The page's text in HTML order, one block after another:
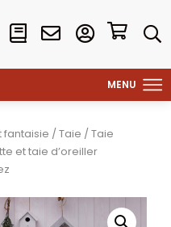
fantaisie /Taie /Taie
et taie d’oreiller